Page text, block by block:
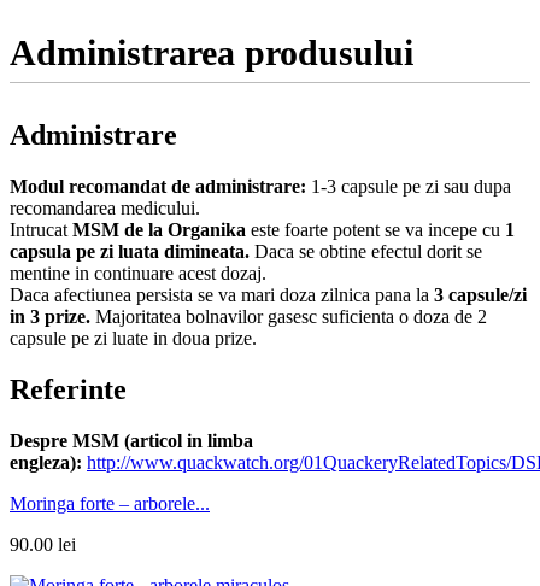
Administrarea produsului
Administrare
Modul recomandat de administrare: 1-3 capsule pe zi sau dupa
recomandarea medicului.
Intrucat MSM de la Organika este foarte potent se va incepe cu 1
capsula pe zi luata dimineata. Daca se obtine efectul dorit se
mentine in continuare acest dozaj.
Daca afectiunea persista se va mari doza zilnica pana la 3 capsule/zi
in 3 prize. Majoritatea bolnavilor gasesc suficienta o doza de 2
capsule pe zi luate in doua prize.
Referinte
Despre MSM (articol in limba
engleza): http://www.quackwatch.org/01QuackeryRelatedTopics/
Moringa forte – arborele...
90.00 lei